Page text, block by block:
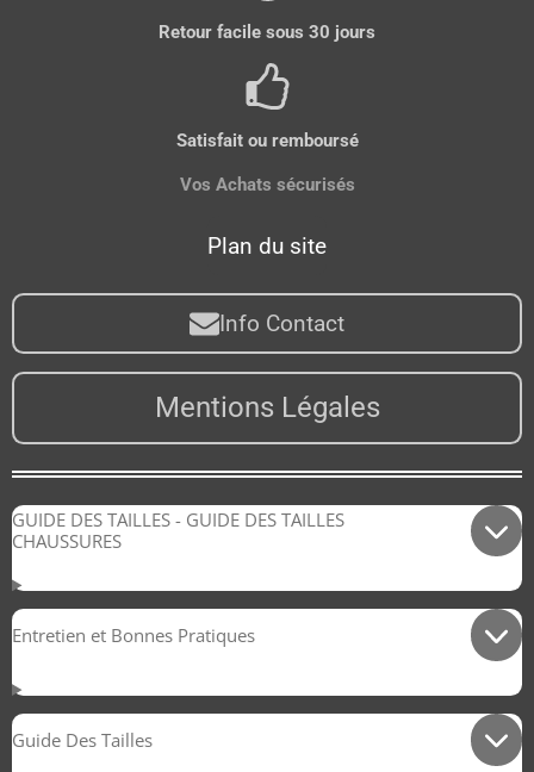
Retour facile sous 30 jours
Satisfait ou remboursé
Vos Achats sécurisés
Plan du site
Info Contact
Mentions Légales
GUIDE DES TAILLES - GUIDE DES TAILLES
CHAUSSURES
Entretien et Bonnes Pratiques
Guide Des Tailles